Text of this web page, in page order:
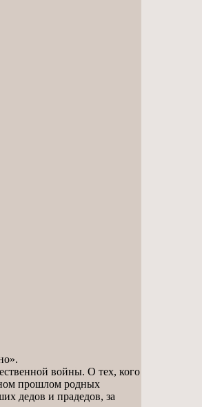
войны. О тех, кого
прошлом родных
дедов и прадедов, за